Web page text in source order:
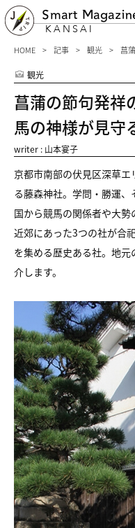
Smart
KANSAI
HOME 記事 観光 菖
観光
菖蒲の節句発祥
馬の神様が見守
writer : 山本宴子
京都市南部の伏見区深草
る藤森神社。学問・勝運
国から競馬の関係者や大勢
近郊にあった3つの社が合
を集める歴史ある社。地
介します。